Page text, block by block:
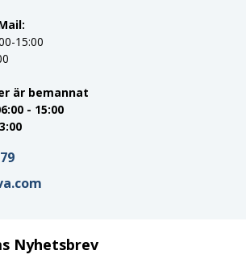
Nyhetsbrev
15:00
är bemannat
- 15:00